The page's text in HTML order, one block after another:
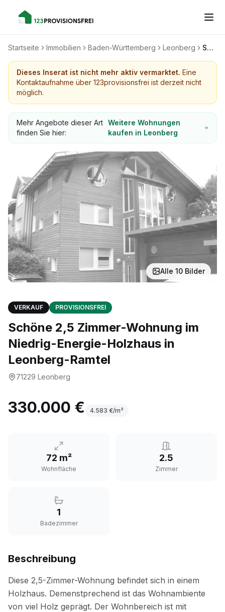
Startseite Immobilien Baden-Württemberg Leonberg Schöne 2,5 Zimmer-Wohnung im Niedrig-Energie-Holzhaus in Leonberg-Ramtel
Dieses Inserat ist nicht mehr aktiv vermarktet. Eine
Kontaktaufnahme über 123provisionsfrei ist derzeit nicht
möglich.
Mehr Angebote dieser Art
finden Sie hier:
Weitere Wohnungen
kaufen in Leonberg
Alle 10 Bilder
VERKAUF PROVISIONSFREI
Schöne 2,5 Zimmer-Wohnung im
Niedrig-Energie-Holzhaus in
Leonberg-Ramtel
71229 Leonberg
330.000 € 4.583 €/m²
72 m²
Wohnfläche
2.5
Zimmer
1
Badezimmer
Beschreibung